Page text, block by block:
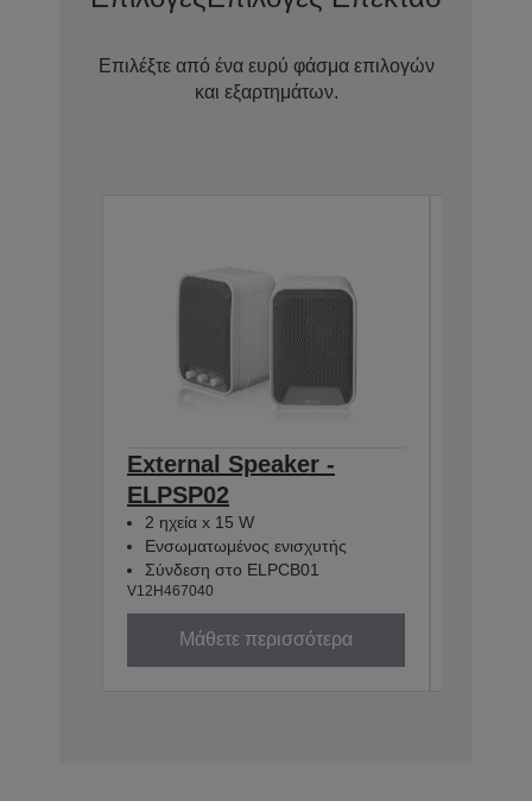
Επιλέξτε από ένα ευρύ φάσμα επιλογών
και εξαρτημάτων.
External Speaker -
ELPSP02
2 ηχεία x 15 W
Ενσωματωμένος ενισχυτής
Σύνδεση στο ELPCB01
V12H467040
Μάθετε περισσότερα